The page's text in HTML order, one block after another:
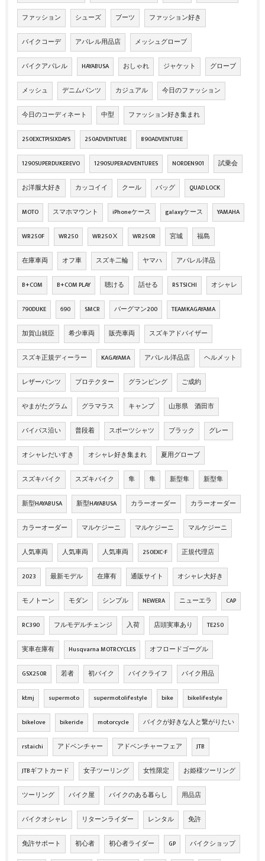
ファッション シューズ ブーツ ファッション好き
バイクコーデ アパレル用品店 メッシュグローブ
バイクアパレル HAYABUSA おしゃれ ジャケット グローブ
メッシュ デニムパンツ カジュアル 今日のファッション
今日のコーディネート 中型 ファッション好き集まれ
250EXCTPISIXDAYS 250ADVENTURE 890ADVENTURE
1290SUPERDUKEREVO 1290SUPERADVENTURES NORDEN901 試乗会
お洋服大好き カッコイイ クール バッグ QUAD LOCK
MOTO スマホマウント iPhoneケース galaxyケース YAMAHA
WR250F WR250 WR250Ⅹ WR250R 宮城 福島
在庫車両 オフ車 スズキ二輪 ヤマハ アパレル洋品
B+COM B+COM PLAY 聴ける 話せる RS TSICHI オシャレ
790DUKE 690 SMCR バーグマン200 TEAMKAGAYAMA
加賀山就臣 希少車両 販売車両 スズキアドバイザー
スズキ正規ディーラー KAGAYAMA アパレル洋品店 ヘルメット
レザーパンツ プロテクター グランピング ご成約
やまがたグラム グラマラス キャンプ 山形県 酒田市
バイパス沿い 普段着 スポーツシャツ ブラック グレー
オシャレだいすき オシャレ好き集まれ 夏用グローブ
スズキバイク スズキバイク 隼 隼 新型隼 新型隼
新型HAYABUSA 新型HAYABUSA カラーオーダー カラーオーダー
カラーオーダー マルケジーニ マルケジーニ マルケジーニ
人気車両 人気車両 人気車両 250EXC-F 正規代理店
2023 最新モデル 在庫有 通販サイト オシャレ大好き
モノトーン モダン シンプル NEWERA ニューエラ CAP
RC390 フルモデルチェンジ 入荷 店頭実車あり TE250
実車在庫有 Husqvarna MOTRCYCLES オフロードゴーグル
GSX250R 若者 初バイク バイクライフ バイク用品
ktmj supermoto supermotolifestyle bike bikelifestyle
bikelove bikeride motorcycle バイクが好きな人と繋がりたい
rstaichi アドベンチャー アドベンチャーフェア JTB
JTBギフトカード 女子ツーリング 女性限定 お姫様ツーリング
ツーリング バイク屋 バイクのある暮らし 用品店
バイクオシャレ リターンライダー レンタル 免許
免許サポート 初心者 初心者ライダー GP バイクショップ